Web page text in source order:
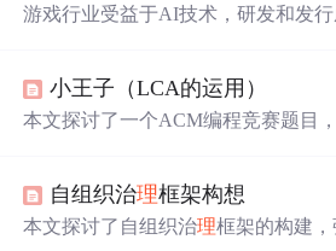
式，预示着一个全新的科技与天文
游戏行业受益于AI技术，研发和发
手。此外，SnoopDogg与VeeFriends
果MR头显将兼容百万款iPad应用，
小王子（LCA的运用）
本文探讨了一个ACM编程竞赛题目
量。自组织治理框架构想
本文探讨了自组织治理框架的构建